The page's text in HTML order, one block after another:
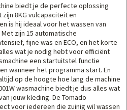
biedt je de perfecte oplossing
8KG vulcapaciteit en
is hij ideaal voor het wassen van
zijn 15 automatische
fijne was en ECO, en het korte
wat je nodig hebt voor efficiënt
een startuitstel functie
wanneer het programma start. En
op de hoogte hoe lang de machine
wasmachine biedt je dus alles wat
jouw kleding. De Tomado
voor iedereen die zuinig wil wassen